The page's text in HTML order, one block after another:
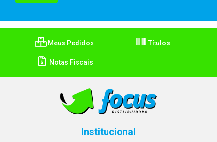
Meus Pedidos Títulos
Notas Fiscais
Institucional